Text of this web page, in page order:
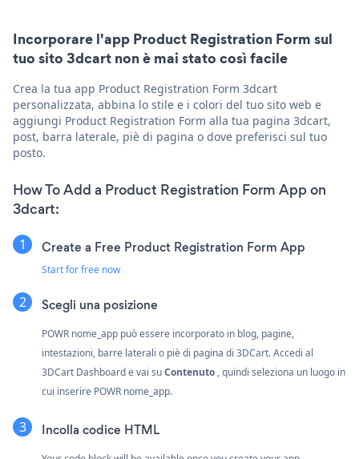
Incorporare l'app Product Registration Form sul
tuo sito 3dcart non è mai stato così facile
Crea la tua app Product Registration Form 3dcart
personalizzata, abbina lo stile e i colori del tuo sito web e
aggiungi Product Registration Form alla tua pagina 3dcart,
post, barra laterale, piè di pagina o dove preferisci sul tuo
posto.
How To Add a Product Registration Form App on
3dcart:
Create a Free Product Registration Form App
Start for free now
Scegli una posizione
POWR nome_app può essere incorporato in blog, pagine,
intestazioni, barre laterali o piè di pagina di 3DCart. Accedi al
3DCart Dashboard e vai suContenuto , quindi seleziona un luogo in
cui inserire POWR nome_app.
Incolla codice HTML